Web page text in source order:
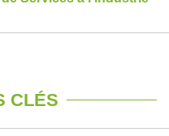
CLÉS